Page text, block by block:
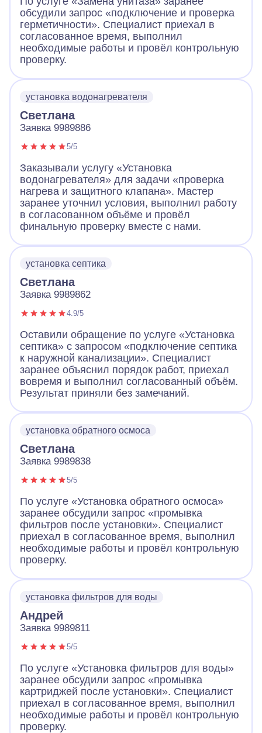
обсудили запрос «подключение и проверка
герметичности». Специалист приехал в
согласованное время, выполнил
необходимые работы и провёл контрольную
проверку.
установка водонагревателя
Светлана
Заявка 9989886
5/5
Заказывали услугу «Установка
водонагревателя» для задачи «проверка
нагрева и защитного клапана». Мастер
заранее уточнил условия, выполнил работу
в согласованном объёме и провёл
финальную проверку вместе с нами.
установка септика
Светлана
Заявка 9989862
4.9/5
Оставили обращение по услуге «Установка
септика» с запросом «подключение септика
к наружной канализации». Специалист
заранее объяснил порядок работ, приехал
вовремя и выполнил согласованный объём.
Результат приняли без замечаний.
установка обратного осмоса
Светлана
Заявка 9989838
5/5
По услуге «Установка обратного осмоса»
заранее обсудили запрос «промывка
фильтров после установки». Специалист
приехал в согласованное время, выполнил
необходимые работы и провёл контрольную
проверку.
установка фильтров для воды
Андрей
Заявка 9989811
5/5
По услуге «Установка фильтров для воды»
заранее обсудили запрос «промывка
картриджей после установки». Специалист
приехал в согласованное время, выполнил
необходимые работы и провёл контрольную
проверку.